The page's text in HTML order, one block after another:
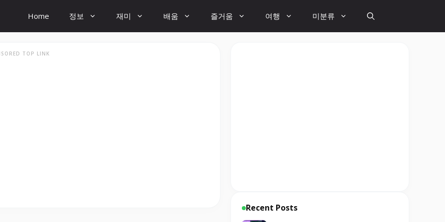
Home 정보 재미 배움 즐거움 여행 미분류
TOP LINK
Recent Posts